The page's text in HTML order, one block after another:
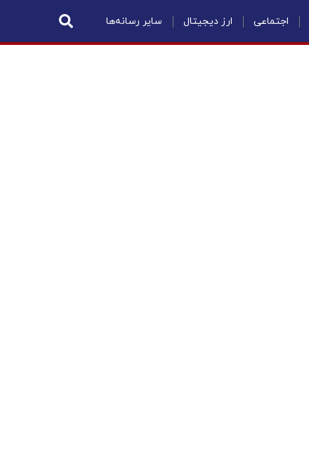
اجتماعی ارز دیجیتال سایر رسانه‌ها